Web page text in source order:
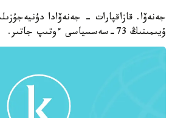
جەنەۆا. قازاقپارات - جەنەۆادا
ۇيىمىنىڭ 73-سەسسياسى ءوتىپ جاتىر.